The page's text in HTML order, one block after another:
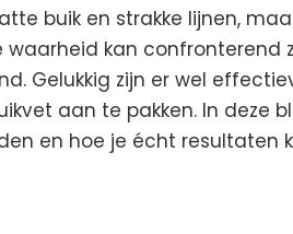
buik en strakke lijnen,
waarheid kan confronterend
Gelukkig zijn er wel
aan te pakken. In deze
en hoe je écht resultaten